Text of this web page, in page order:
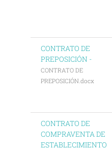
CONTRATO DE
PREPOSICIÓN -
CONTRATO DE
PREPOSICIÓN.docx
CONTRATO DE
COMPRAVENTA DE
ESTABLECIMIENTO